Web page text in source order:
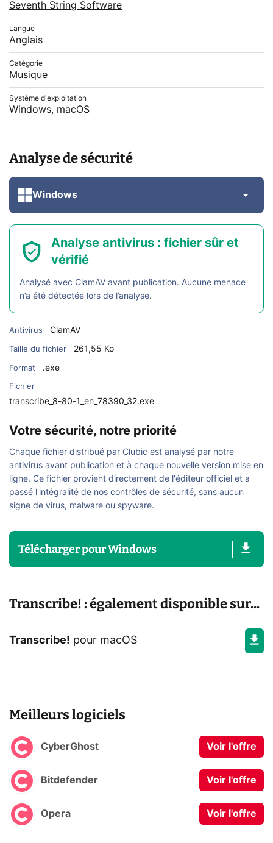
Seventh String Software
Langue
Anglais
Catégorie
Musique
Système d'exploitation
Windows, macOS
Analyse de sécurité
Windows
Analyse antivirus : fichier sûr et
vérifié
Analysé avec ClamAV avant publication. Aucune menace
n’a été détectée lors de l’analyse.
Antivirus ClamAV
Taille du fichier 261,55 Ko
Format .exe
Fichier
transcribe_8-80-1_en_78390_32.exe
Votre sécurité, notre priorité
Chaque fichier distribué par Clubic est analysé par notre
antivirus avant publication et à chaque nouvelle version mise en
ligne. Ce fichier provient directement de l'éditeur officiel et a
passé l'intégralité de nos contrôles de sécurité, sans aucun
signe de virus, malware ou spyware.
TéléchargerpourWindows
Transcribe! : également disponible sur...
Transcribe! pour macOS
Meilleurs logiciels
CyberGhost Voir l'offre
Bitdefender Voir l'offre
Opera Voir l'offre